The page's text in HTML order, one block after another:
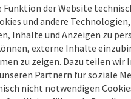
Ihre
Felder mit*sind
Vorname
Funktion der Website
und andere
Inhalte und Anzeigen zu
externe Inhalte
zu zeigen. Dazu teilen wir
Partnern für soziale
nicht notwendigen